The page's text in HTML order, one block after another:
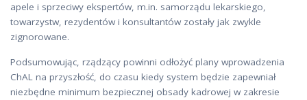
apele i sprzeciwy ekspertów, m.in. samorządu lekarskiego,
towarzystw, rezydentów i konsultantów zostały jak zwykle
zignorowane.
Podsumowując, rządzący powinni odłożyć plany wprowadzenia
ChAL na przyszłość, do czasu kiedy system będzie zapewniał
niezbędne minimum bezpiecznej obsady kadrowej w zakresie